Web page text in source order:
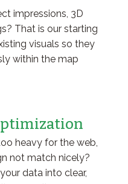
impressions, 3D
That is our starting
visuals so they
within the map
heavy for the web,
not match nicely?
data into clear,